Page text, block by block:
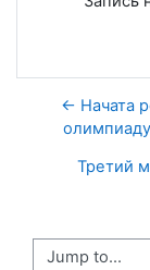
← Начата
Третий